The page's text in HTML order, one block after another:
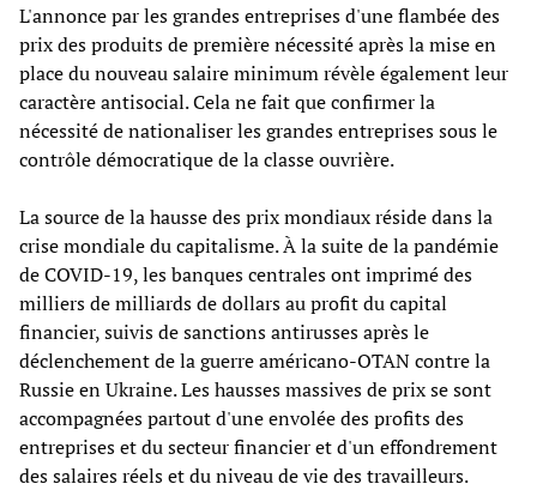
L'annonce par les grandes entreprises d'une flambée des
prix des produits de première nécessité après la mise en
place du nouveau salaire minimum révèle également leur
caractère antisocial. Cela ne fait que confirmer la
nécessité de nationaliser les grandes entreprises sous le
contrôle démocratique de la classe ouvrière.
La source de la hausse des prix mondiaux réside dans la
crise mondiale du capitalisme. À la suite de la pandémie
de COVID-19, les banques centrales ont imprimé des
milliers de milliards de dollars au profit du capital
financier, suivis de sanctions antirusses après le
déclenchement de la guerre américano-OTAN contre la
Russie en Ukraine. Les hausses massives de prix se sont
accompagnées partout d'une envolée des profits des
entreprises et du secteur financier et d'un effondrement
des salaires réels et du niveau de vie des travailleurs.